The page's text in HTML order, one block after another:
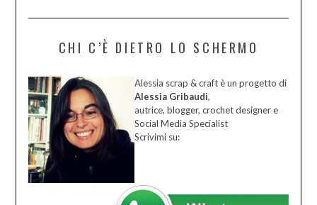
CHI C’È DIETRO LO SCHERMO
Alessia scrap & craft è un progetto di
Alessia Gribaudi,
autrice, blogger, crochet designer e
Social Media Specialist
Scrivimi su: